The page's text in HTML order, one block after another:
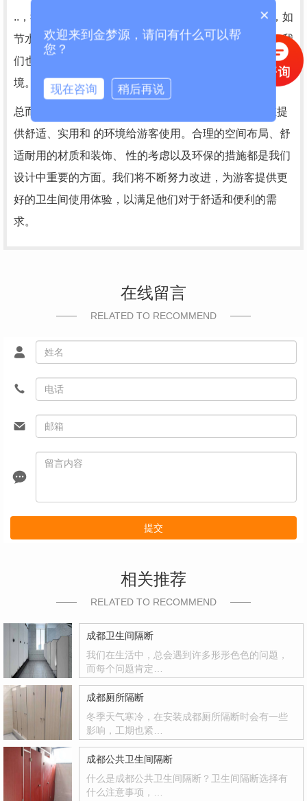
..，我们注重卫生间的环保性。我们倡导使用节水设备，如
节水马桶和自动感应水..，以减少水资源的浪费。同时，我
们也会定期进行清洁和..，为游客创造一个干净、卫生的环
境。
总而言之，成都景区卫生间隔断的设计原则与要求旨在提
供舒适、实用和 的环境给游客使用。合理的空间布局、舒
适耐用的材质和装饰、 性的考虑以及环保的措施都是我们
设计中重要的方面。我们将不断努力改进，为游客提供更
好的卫生间使用体验，以满足他们对于舒适和便利的需
求。
在线留言
RELATED TO RECOMMEND
提交
相关推荐
RELATED TO RECOMMEND
成都卫生间隔断
我们在生活中，总会遇到许多形形色色的问题，
而每个问题肯定…
成都厕所隔断
冬季天气寒冷，在安装成都厕所隔断时会有一些
影响，工期也紧…
成都公共卫生间隔断
什么是成都公共卫生间隔断？卫生间隔断选择有
什么注意事项，…
×
欢迎来到金梦源，请问有什么可以帮
您？
现在咨询 稍后再说